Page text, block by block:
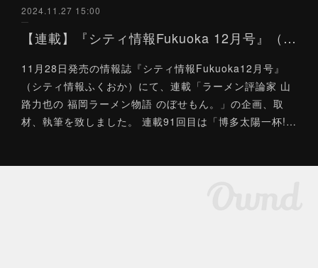
2024.11.27 15:00
【連載】『シティ情報Fukuoka 12月号』（シティ情報ふくおか）11/28
11月28日発売の情報誌『シティ情報Fukuoka12月号』
（シティ情報ふくおか）にて、連載「ラーメン評論家 山
路力也の 福岡ラーメン物語 のぼせもん。」の企画、取
材、執筆を致しました。 連載91回目は「博多太陽一杯!…